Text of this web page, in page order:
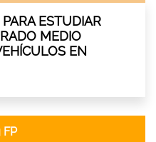
ESTUDIAR
MEDIO
EN
FP